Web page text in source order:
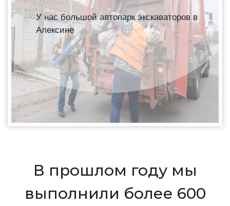
У нас большой автопарк экскаваторов в
Алексине
В прошлом году мы
выполнили более 600